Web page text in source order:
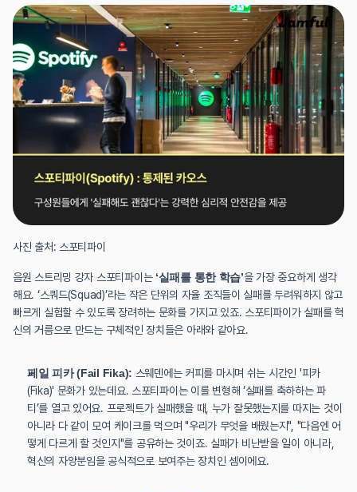
사진 출처: 스포티파이
음원 스트리밍 강자 스포티파이는 ‘실패를 통한 학습’을 가장 중요하게 생각
해요. ‘스쿼드(Squad)’라는 작은 단위의 자율 조직들이 실패를 두려워하지 않고
빠르게 실험할 수 있도록 장려하는 문화를 가지고 있죠. 스포티파이가 실패를 혁
신의 거름으로 만드는 구체적인 장치들은 아래와 같아요.
페일 피카 (Fail Fika): 스웨덴에는 커피를 마시며 쉬는 시간인 '피카
(Fika)' 문화가 있는데요. 스포티파이는 이를 변형해 ‘실패를 축하하는 파
티’를 열고 있어요. 프로젝트가 실패했을 때, 누가 잘못했는지를 따지는 것이
아니라 다 같이 모여 케이크를 먹으며 "우리가 무엇을 배웠는지", "다음엔 어
떻게 다르게 할 것인지"를 공유하는 것이죠. 실패가 비난받을 일이 아니라,
혁신의 자양분임을 공식적으로 보여주는 장치인 셈이에요.